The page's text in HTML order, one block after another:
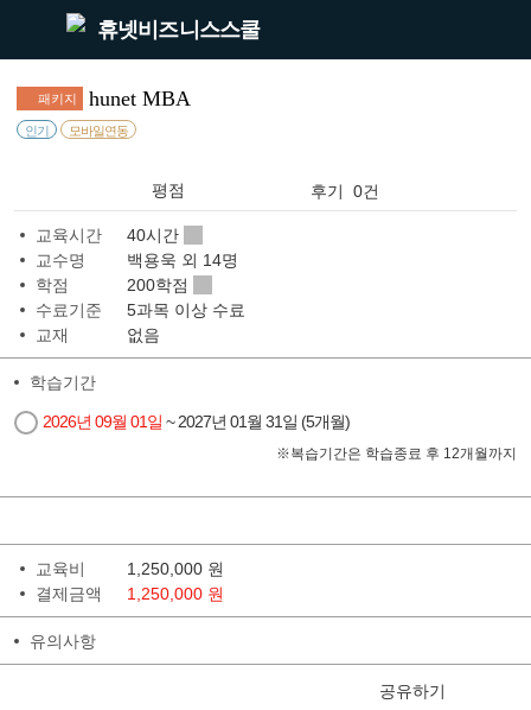
휴넷비즈니스스쿨
패키지 hunet MBA
인기 모바일연동
평점 후기 0건
교육시간
40시간
교수명
백용욱 외 14명
학점
200학점
수료기준
5과목 이상 수료
교재
없음
학습기간
2026년 09월 01일 ~ 2027년 01월 31일 (5개월)
※복습기간은 학습종료 후 12개월까지
교육비 1,250,000 원
결제금액
1,250,000 원
유의사항
공유하기